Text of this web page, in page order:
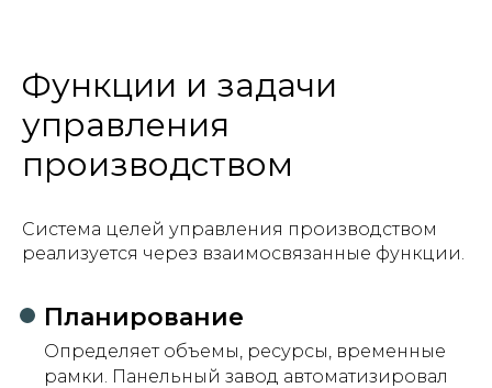
Функции и задачи
управления
производством
Система целей управления производством
реализуется через взаимосвязанные функции.
Планирование
Определяет объемы, ресурсы, временные
рамки. Панельный завод автоматизировал